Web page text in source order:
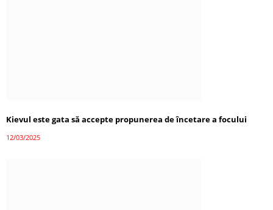
Kievul este gata să accepte propunerea de încetare a focului
12/03/2025